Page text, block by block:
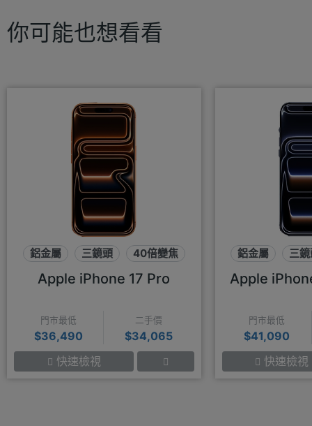
你可能也想看看
鋁金屬 三鏡頭 40倍變焦
Apple iPhone 17 Pro
門市最低
$36,490
二手價
$34,065
快速檢視
鋁金屬 三
Apple
門市最低
$41,090
快速檢視